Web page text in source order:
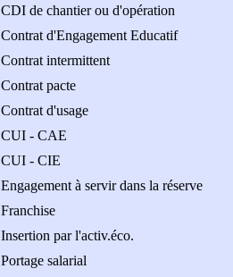
CDI de chantier ou d'opération
Contrat d'Engagement Educatif
Contrat intermittent
Contrat pacte
Contrat d'usage
CUI - CAE
CUI - CIE
Engagement à servir dans la réserve
Franchise
Insertion par l'activ.éco.
Portage salarial